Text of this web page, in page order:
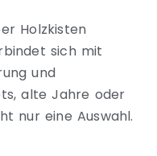
Holzkisten
sich mit
und
alte Jahre oder
nur eine Auswahl.